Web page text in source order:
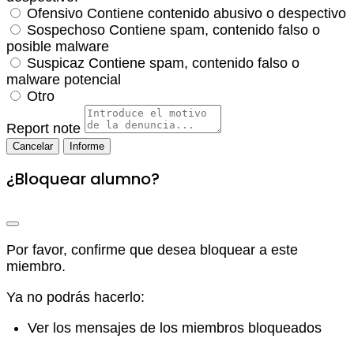
Ofensivo Contiene contenido abusivo o despectivo
Sospechoso Contiene spam, contenido falso o
posible malware
Suspicaz Contiene spam, contenido falso o
malware potencial
Otro
Report note
Informe
¿Bloquear alumno?
Por favor, confirme que desea bloquear a este
miembro.
Ya no podrás hacerlo:
Ver los mensajes de los miembros bloqueados